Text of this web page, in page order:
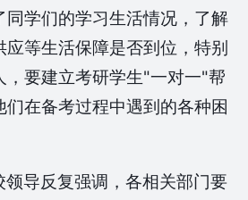
同学们的学习生活情况，了解
等生活保障是否到位，特别
，要建立考研学生"一对一"帮
在备考过程中遇到的各种困
领导反复强调，各相关部门要